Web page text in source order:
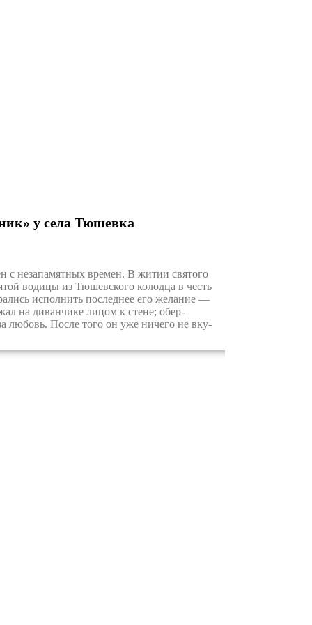
у села Тюшевка
с незапамятных времен. В житии святого
водицы из Тюшевского колод­ца в честь
исполнить последнее его желание —
на диванчике лицом к стене; обер­
любовь. После того он уже ничего не вку­